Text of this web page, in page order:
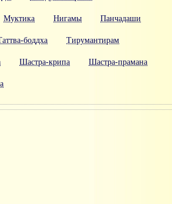
Муктика Нигамы Панчадаши
боддха Тирумантирам
Шастра-крипа Шастра-прамана